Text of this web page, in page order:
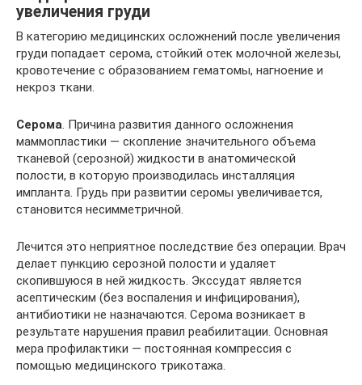
увеличения груди
В категорию медицинских осложнений после увеличения
груди попадает серома, стойкий отек молочной железы,
кровотечение с образованием гематомы, нагноение и
некроз ткани.
Серома . Причина развития данного осложнения
маммопластики — скопление значительного объема
тканевой (серозной) жидкости в анатомической
полости, в которую производилась инсталляция
импланта. Грудь при развитии серомы увеличивается,
становится несимметричной.
Лечится это неприятное последствие без операции. Врач
делает пункцию серозной полости и удаляет
скопившуюся в ней жидкость. Экссудат является
асептическим (без воспаления и инфицирования),
антибиотики не назначаются. Серома возникает в
результате нарушения правил реабилитации. Основная
мера профилактики — постоянная компрессия с
помощью медицинского трикотажа.